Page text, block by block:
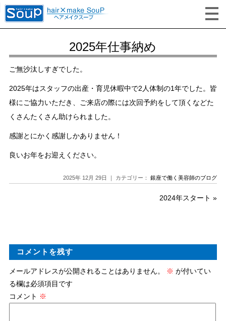
2025年仕事納め
ご無沙汰しすぎでした。
2025年はスタッフの出産・育児休暇中で2人体制の1年でした。皆
様にご協力いただき、ご来店の際には次回予約をして頂くなどた
くさんたくさん助けられました。
感謝とにかく感謝しかありません！
良いお年をお迎えください。
2025年 12月 29日 ｜ カテゴリー：銀座で働く美容師のブログ
2024年スタート »
コメントを残す
メールアドレスが公開されることはありません。 ※ が付いてい
る欄は必須項目です
コメント ※